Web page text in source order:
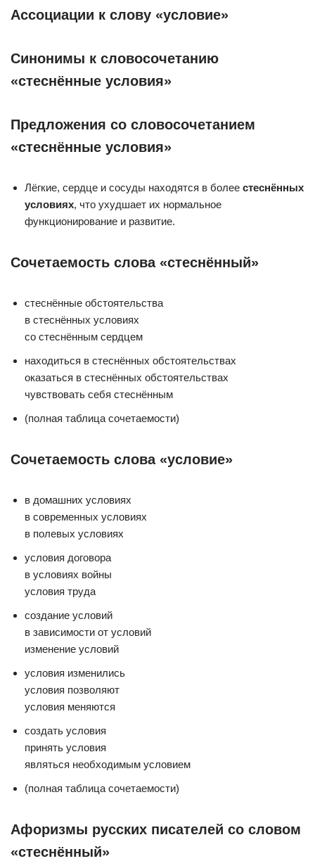
Ассоциации к слову «условие»
Синонимы к словосочетанию
«стеснённые условия»
Предложения со словосочетанием
«стеснённые условия»
Лёгкие, сердце и сосуды находятся в более стеснённых
условиях, что ухудшает их нормальное
функционирование и развитие.
Сочетаемость слова «стеснённый»
стеснённые обстоятельства
в стеснённых условиях
со стеснённым сердцем
находиться в стеснённых обстоятельствах
оказаться в стеснённых обстоятельствах
чувствовать себя стеснённым
(полная таблица сочетаемости)
Сочетаемость слова «условие»
в домашних условиях
в современных условиях
в полевых условиях
условия договора
в условиях войны
условия труда
создание условий
в зависимости от условий
изменение условий
условия изменились
условия позволяют
условия меняются
создать условия
принять условия
являться необходимым условием
(полная таблица сочетаемости)
Афоризмы русских писателей со словом
«стеснённый»